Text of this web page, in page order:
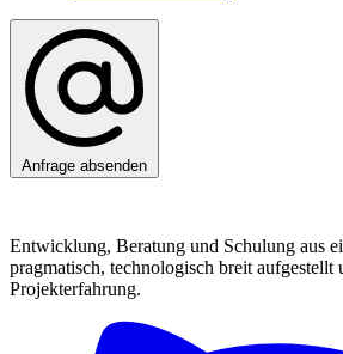
Anfrage absenden
Entwicklung, Beratung und Schulung aus
pragmatisch, technologisch breit aufgestellt
Projekterfahrung.